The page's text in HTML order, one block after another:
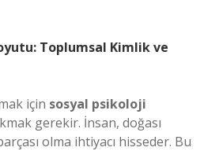
Toplumsal Kimlik ve
için sosyal psikoloji
gerekir. İnsan, doğası
olma ihtiyacı hisseder. Bu